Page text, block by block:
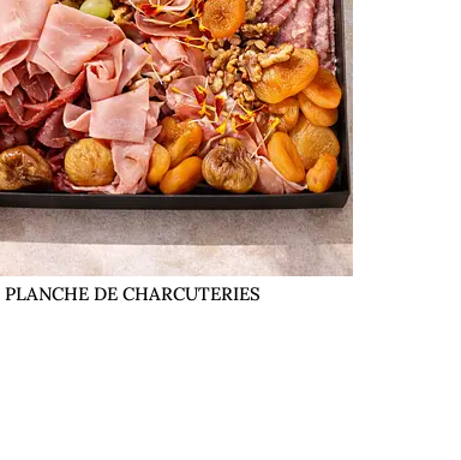
PLANCHE DE CHARCUTERIES